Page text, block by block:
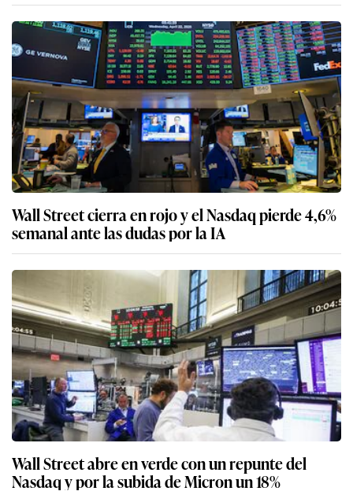
Wall Street cierra en rojo y el Nasdaq pierde 4,6%
semanal ante las dudas por la IA
Wall Street abre en verde con un repunte del
Nasdaq y por la subida de Micron un 18%